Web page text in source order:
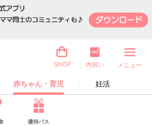
赤ちゃん・育児 妊活
SHOP 内祝い メニュー
優待パス